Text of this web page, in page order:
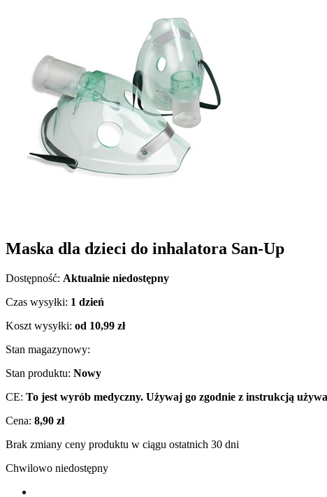
Maska dla dzieci do inhalatora San-Up
Dostępność: Aktualnie niedostępny
Czas wysyłki: 1 dzień
Koszt wysyłki: od 10,99 zł
Stan magazynowy:
Stan produktu: Nowy
CE: To jest wyrób medyczny. Używaj go zgodnie z instrukcją
Cena: 8,90 zł
Brak zmiany ceny produktu w ciągu ostatnich 30 dni
Chwilowo niedostępny